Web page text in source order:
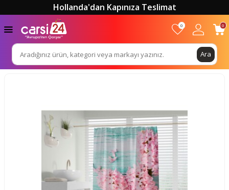
Hollanda'dan Kapınıza Teslimat
Ara
0 0